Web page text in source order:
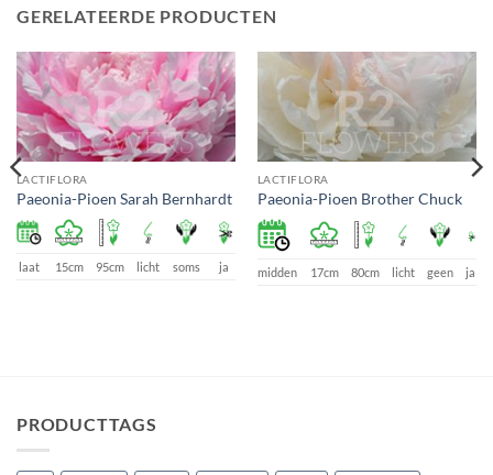
GERELATEERDE PRODUCTEN
LACTIFLORA
Paeonia-Pioen Sarah Bernhardt
laat 15cm 95cm licht soms ja
LACTIFLORA
Paeonia-Pioen Brother Chuck
midden 17cm 80cm licht geen ja
PRODUCTTAGS